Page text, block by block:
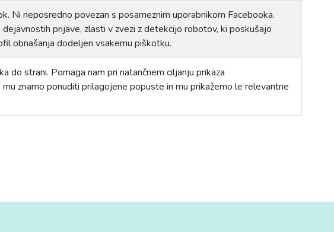
Ni neposredno povezan s posameznim uporabnikom Facebooka.
prijave, zlasti v zvezi z detekcijo robotov, ki poskušajo
obnašanja dodeljen vsakemu piškotku.
do strani. Pomaga nam pri natančnem ciljanju prikaza
znamo ponuditi prilagojene popuste in mu prikažemo le relevantne